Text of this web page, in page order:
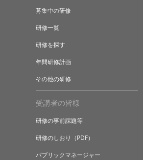
募集中の研修
研修一覧
研修を探す
年間研修計画
その他の研修
受講者の皆様
研修の事前課題等
研修のしおり（PDF）
パブリックマネージャー